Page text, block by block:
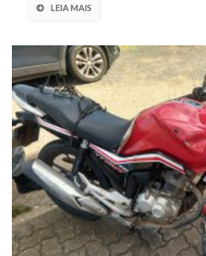
LEIA MAIS